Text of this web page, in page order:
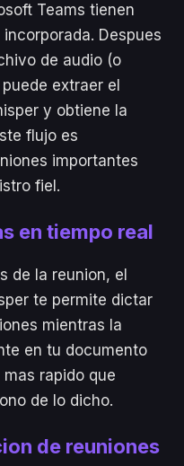
Teams tienen
Despues
de audio (o
extraer el
y obtiene la
flujo es
importantes
fiel.
en tiempo real
de la reunion, el
te permite dictar
mientras la
en tu documento
mas rapido que
de lo dicho.
de reuniones